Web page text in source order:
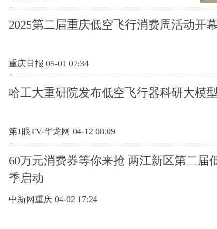
2025第二届重庆低空飞行消费周活动开
重庆日报 05-01 07:34
哈工大重研院发布低空飞行器科研大模
第1眼TV-华龙网 04-12 08:09
60万元消费券等你来抢 两江新区第二届
季启动
中新网重庆 04-02 17:24